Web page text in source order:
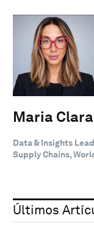
Maria
Data & Insights
Supply Chains,
Últimos